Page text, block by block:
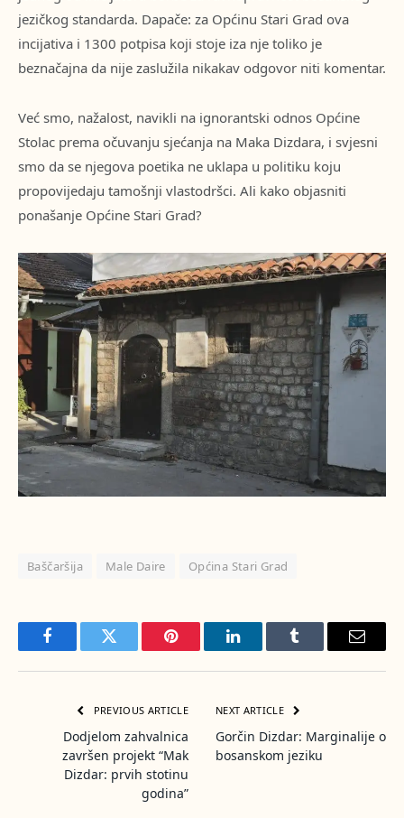
jezičkog standarda. Dapače: za Općinu Stari Grad ova
incijativa i 1300 potpisa koji stoje iza nje toliko je
beznačajna da nije zaslužila nikakav odgovor niti komentar.
Već smo, nažalost, navikli na ignorantski odnos Općine
Stolac prema očuvanju sjećanja na Maka Dizdara, i svjesni
smo da se njegova poetika ne uklapa u politiku koju
propovijedaju tamošnji vlastodršci. Ali kako objasniti
ponašanje Općine Stari Grad?
Baščaršija Male Daire Općina Stari Grad
FacebookTwitter Pinterest LinkedInTumblr Email
PREVIOUS ARTICLE
Dodjelom zahvalnica
završen projekt “Mak
Dizdar: prvih stotinu
godina”
NEXT ARTICLE
Gorčin Dizdar: Marginalije o
bosanskom jeziku